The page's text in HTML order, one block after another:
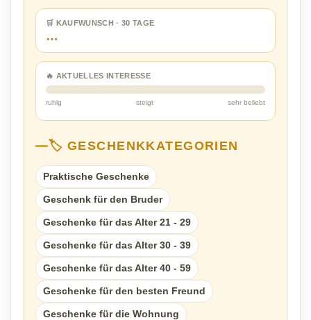
🛒 KAUFWUNSCH · 30 TAGE
…
🔥 AKTUELLES INTERESSE
ruhig steigt sehr beliebt
🏷️ GESCHENKKATEGORIEN
Praktische Geschenke
Geschenk für den Bruder
Geschenke für das Alter 21 - 29
Geschenke für das Alter 30 - 39
Geschenke für das Alter 40 - 59
Geschenke für den besten Freund
Geschenke für die Wohnung